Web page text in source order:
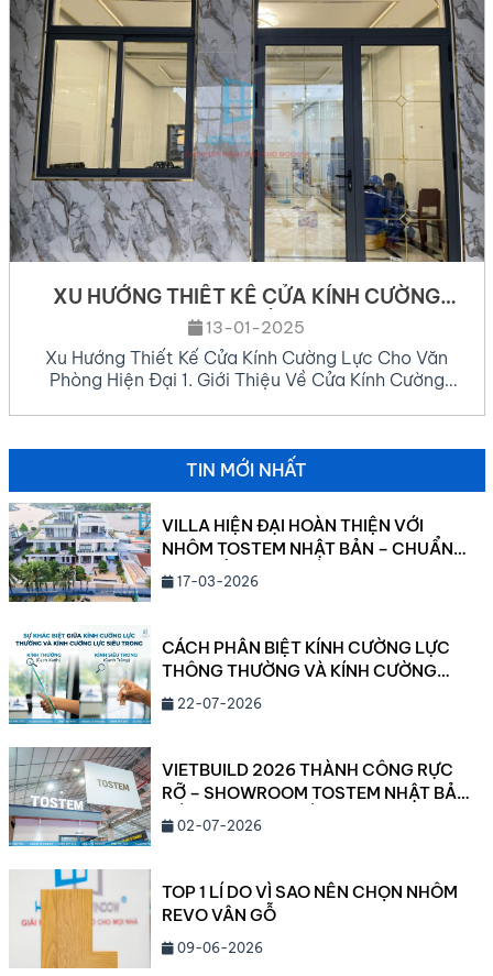
yên tĩnh, thoáng […]
XU HƯỚNG THIẾT KẾ CỬA KÍNH CƯỜNG
LỰC CHO VĂN PHÒNG HIỆN ĐẠI
13-01-2025
Xu Hướng Thiết Kế Cửa Kính Cường Lực Cho Văn
Phòng Hiện Đại 1. Giới Thiệu Về Cửa Kính Cường
thường cùng độ dày đa dạng (8mm, 10mm, 12mm).
Với khả năng chịu […]
TIN MỚI NHẤT
VILLA HIỆN ĐẠI HOÀN THIỆN VỚI
NHÔM TOSTEM NHẬT BẢN – CHUẨN
MỰC SỐNG CAO CẤP 2026
17-03-2026
CÁCH PHÂN BIỆT KÍNH CƯỜNG LỰC
THÔNG THƯỜNG VÀ KÍNH CƯỜNG
LỰC SIÊU TRONG
22-07-2026
VIETBUILD 2026 THÀNH CÔNG RỰC
RỠ – SHOWROOM TOSTEM NHẬT BẢN
CẦN THƠ ĐANG DẦN LỘ DIỆN!
02-07-2026
TOP 1 LÍ DO VÌ SAO NÊN CHỌN NHÔM
REVO VÂN GỖ
09-06-2026